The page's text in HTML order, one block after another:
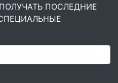
ПОСЛЕДНИЕ